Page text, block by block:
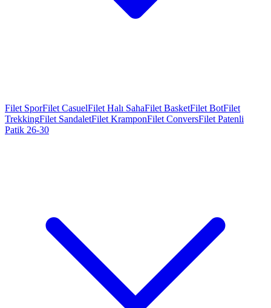
Filet SporFilet CasuelFilet Halı SahaFilet BasketFilet BotFilet
TrekkingFilet SandaletFilet KramponFilet ConversFilet Patenli
Patik 26-30